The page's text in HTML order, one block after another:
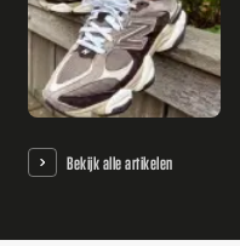
Bekijk alle artikelen